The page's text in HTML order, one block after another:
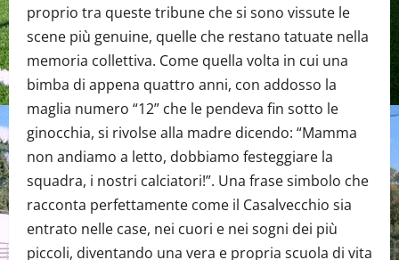
proprio tra queste tribune che si sono vissute le
scene più genuine, quelle che restano tatuate nella
memoria collettiva. Come quella volta in cui una
bimba di appena quattro anni, con addosso la
maglia numero “12” che le pendeva fin sotto le
ginocchia, si rivolse alla madre dicendo: “Mamma
non andiamo a letto, dobbiamo festeggiare la
squadra, i nostri calciatori!”. Una frase simbolo che
racconta perfettamente come il Casalvecchio sia
entrato nelle case, nei cuori e nei sogni dei più
piccoli, diventando una vera e propria scuola di vita